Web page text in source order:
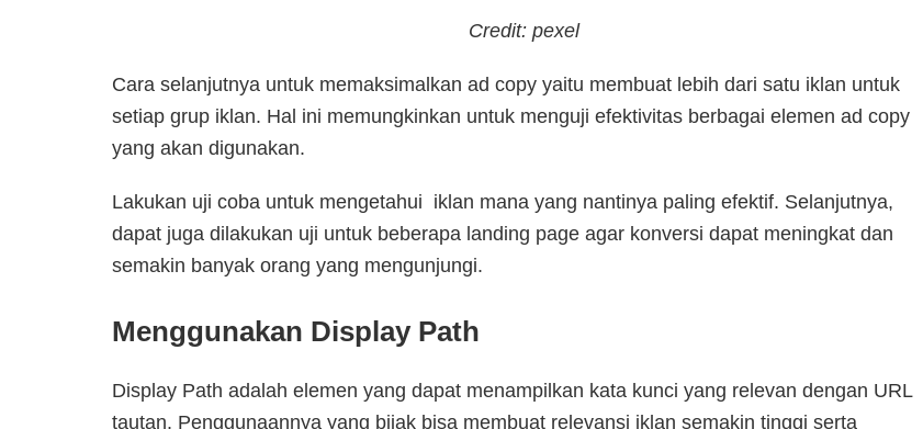
Credit: pexel
Cara selanjutnya untuk memaksimalkan ad copy yaitu membuat lebih dari satu iklan untuk
setiap grup iklan. Hal ini memungkinkan untuk menguji efektivitas berbagai elemen ad copy
yang akan digunakan.
Lakukan uji coba untuk mengetahui iklan mana yang nantinya paling efektif. Selanjutnya,
dapat juga dilakukan uji untuk beberapa landing page agar konversi dapat meningkat dan
semakin banyak orang yang mengunjungi.
Menggunakan Display Path
Display Path adalah elemen yang dapat menampilkan kata kunci yang relevan dengan URL
tautan. Penggunaannya yang bijak bisa membuat relevansi iklan semakin tinggi serta